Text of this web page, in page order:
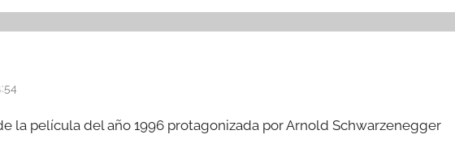
la película del año 1996 protagonizada por Arnold Schwarzenegger